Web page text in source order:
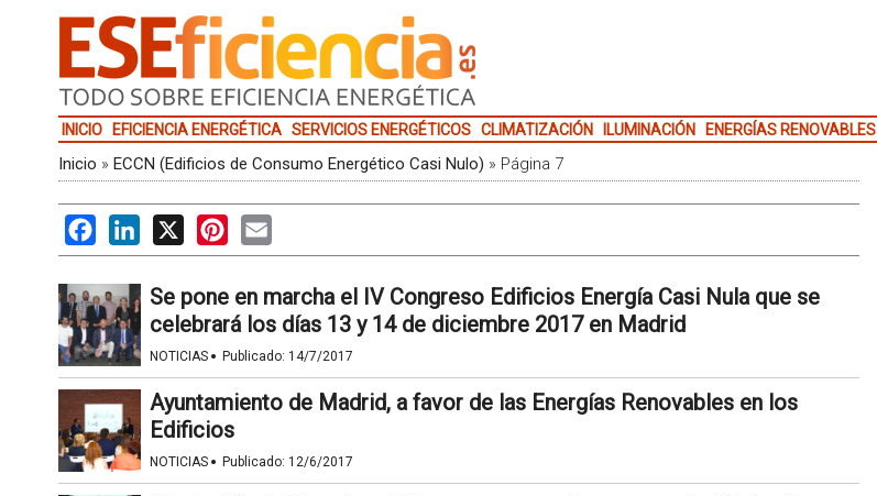
INICIO EFICIENCIA ENERGÉTICA SERVICIOS ENERGÉTICOS CLIMATIZACIÓN ILUMINACIÓN ENERGÍAS RENOVABLES
Inicio » ECCN (Edificios de Consumo Energético Casi Nulo) » Página 7
FacebookLinkedIn
X PinterestEmail
Se pone en marcha el IV Congreso Edificios Energía Casi Nula que se
celebrará los días 13 y 14 de diciembre 2017 en Madrid
NOTICIAS · Publicado: 14/7/2017
Ayuntamiento de Madrid, a favor de las Energías Renovables en los
Edificios
NOTICIAS · Publicado: 12/6/2017